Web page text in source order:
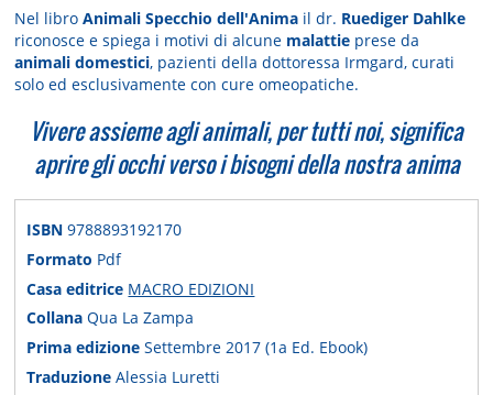
Nel libroAnimali Specchio dell'Anima il dr. Ruediger Dahlke
riconosce e spiega i motivi di alcune malattie prese da
animali domestici, pazienti della dottoressa Irmgard, curati
solo ed esclusivamente con cure omeopatiche.
Vivere assieme agli animali, per tutti noi, significa
aprire gli occhi verso i bisogni della nostra anima
ISBN9788893192170
Formato Pdf
Casa editrice MACRO EDIZIONI
CollanaQua La Zampa
Prima edizioneSettembre 2017 (1a Ed. Ebook)
TraduzioneAlessia Luretti